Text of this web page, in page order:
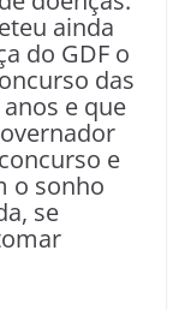
ainda
do GDF o
das
e que
e
o sonho
se